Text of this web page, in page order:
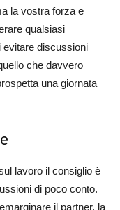
la vostra forza e
qualsiasi
evitare discussioni
che davvero
una giornata
lavoro il consiglio è
di poco conto.
il partner, la